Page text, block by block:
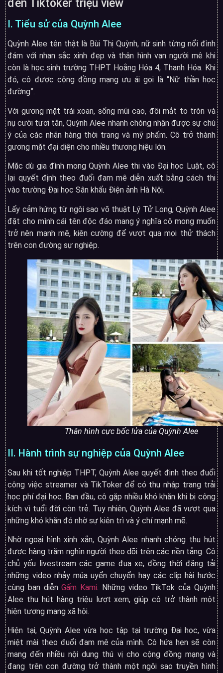
đến Tiktoker triệu view
I. Tiểu sử của Quỳnh Alee
Quỳnh Alee tên thật là Bùi Thị Quỳnh, nữ sinh từng nổi đình
đám với nhan sắc xinh đẹp và thân hình vạn người mê khi
còn là học sinh trường THPT Hoằng Hóa 4, Thanh Hóa. Khi
đó, cô được cộng đồng mạng ưu ái gọi là “Nữ thần học
đường”.
Với gương mặt trái xoan, sống mũi cao, đôi mắt to tròn và
nụ cười tươi tắn, Quỳnh Alee nhanh chóng nhận được sự chú
ý của các nhãn hàng thời trang và mỹ phẩm. Cô trở thành
gương mặt đại diện cho nhiều thương hiệu lớn.
Mặc dù gia đình mong Quỳnh Alee thi vào Đại học Luật, cô
lại quyết định theo đuổi đam mê diễn xuất bằng cách thi
vào trường Đại học Sân khấu Điện ảnh Hà Nội.
Lấy cảm hứng từ ngôi sao võ thuật Lý Tử Long, Quỳnh Alee
đặt cho mình cái tên độc đáo mang ý nghĩa cô mong muốn
trở nên mạnh mẽ, kiên cường để vượt qua mọi thử thách
trên con đường sự nghiệp.
Thân hình cực bốc lửa của Quỳnh Alee
II. Hành trình sự nghiệp của Quỳnh Alee
Sau khi tốt nghiệp THPT, Quỳnh Alee quyết định theo đuổi
công việc streamer và TikToker để có thu nhập trang trải
học phí đại học. Ban đầu, cô gặp nhiều khó khăn khi bị công
kích vì tuổi đời còn trẻ. Tuy nhiên, Quỳnh Alee đã vượt qua
những khó khăn đó nhờ sự kiên trì và ý chí mạnh mẽ.
Nhờ ngoại hình xinh xắn, Quỳnh Alee nhanh chóng thu hút
được hàng trăm nghìn người theo dõi trên các nền tảng. Cô
chủ yếu livestream các game đua xe, đồng thời đăng tải
những video nhảy múa uyển chuyển hay các clip hài hước
cùng bạn diễnGấm Kami. Những video TikTok của Quỳnh
Alee thu hút hàng triệu lượt xem, giúp cô trở thành một
hiện tượng mạng xã hội.
Hiện tại, Quỳnh Alee vừa học tập tại trường Đại học, vừa
miệt mài theo đuổi đam mê của mình. Cô hứa hẹn sẽ còn
mang đến nhiều nội dung thú vị cho cộng đồng mạng và
đang trên con đường trở thành một ngôi sao truyền hình